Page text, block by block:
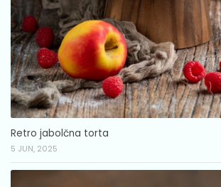
Retro jabolčna torta
5 JUN, 2025